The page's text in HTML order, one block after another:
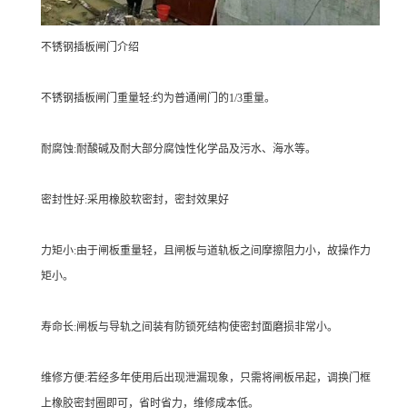
不锈钢插板闸门介绍
不锈钢插板闸门重量轻:约为普通闸门的1/3重量。
耐腐蚀:耐酸碱及耐大部分腐蚀性化学品及污水、海水等。
密封性好:采用橡胶软密封，密封效果好
力矩小:由于闸板重量轻，且闸板与道轨板之间摩擦阻力小，故操作力
矩小。
寿命长:闸板与导轨之间装有防锁死结构使密封面磨损非常小。
维修方便:若经多年使用后出现泄漏现象，只需将闸板吊起，调换门框
上橡胶密封圈即可，省时省力，维修成本低。